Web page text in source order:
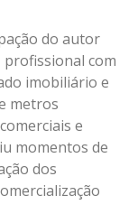
do autor
com
imobiliário e
metros
e
momentos de
dos